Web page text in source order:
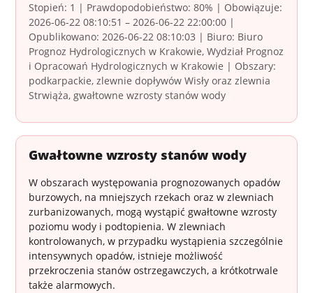
Stopień: 1 | Prawdopodobieństwo: 80% | Obowiązuje:
2026-06-22 08:10:51 – 2026-06-22 22:00:00 |
Opublikowano: 2026-06-22 08:10:03 | Biuro: Biuro
Prognoz Hydrologicznych w Krakowie, Wydział Prognoz
i Opracowań Hydrologicznych w Krakowie | Obszary:
podkarpackie, zlewnie dopływów Wisły oraz zlewnia
Strwiąża, gwałtowne wzrosty stanów wody
Gwałtowne wzrosty stanów wody
W obszarach występowania prognozowanych opadów
burzowych, na mniejszych rzekach oraz w zlewniach
zurbanizowanych, mogą wystąpić gwałtowne wzrosty
poziomu wody i podtopienia. W zlewniach
kontrolowanych, w przypadku wystąpienia szczególnie
intensywnych opadów, istnieje możliwość
przekroczenia stanów ostrzegawczych, a krótkotrwale
także alarmowych.